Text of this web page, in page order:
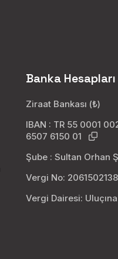
Banka Hesapları
Ziraat Bankası (₺)
IBAN : TR 55 0001
6507 6150 01
Şube : Sultan Orhan
Vergi No: 2061502138
Vergi Dairesi: